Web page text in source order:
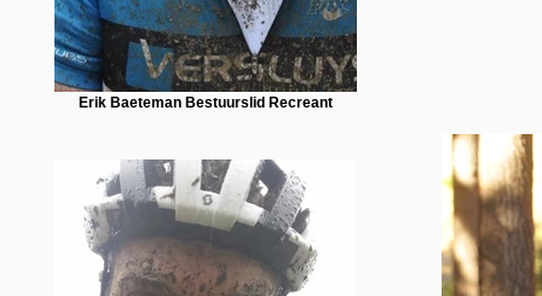
Erik Baeteman Bestuurslid Recreant